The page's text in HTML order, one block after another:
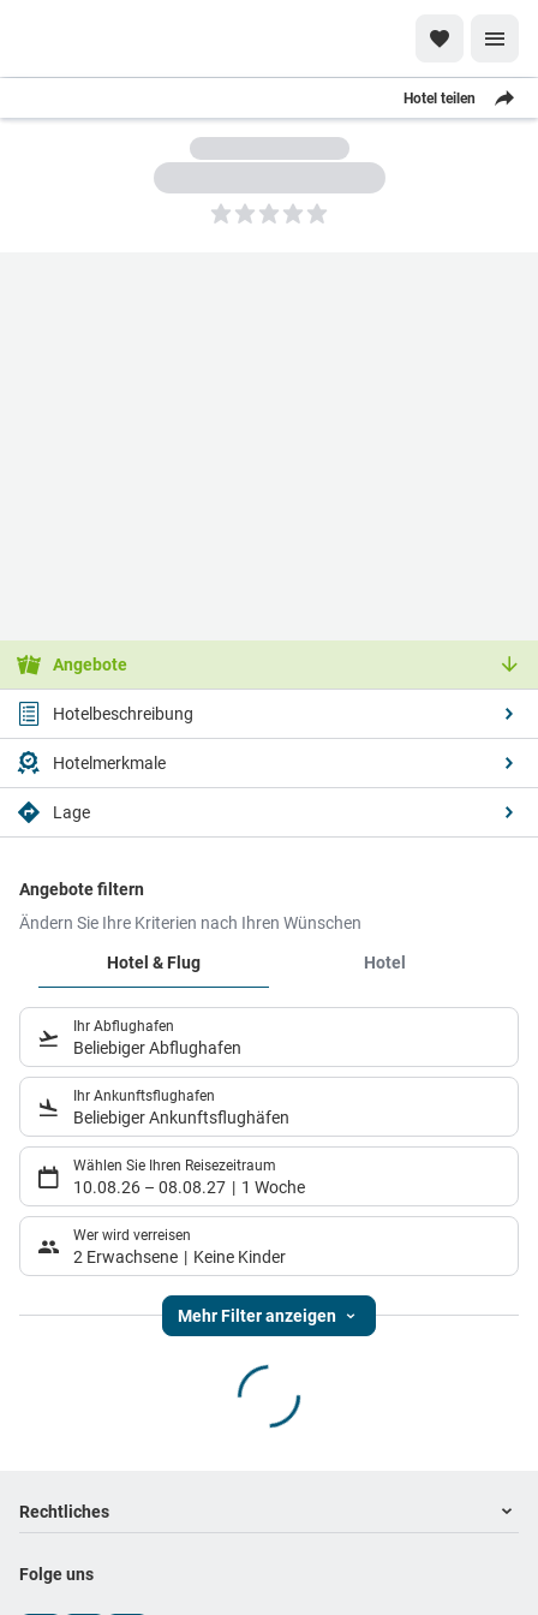
Hotel teilen
5
Angebote
Hotelbeschreibung
Hotelmerkmale
Lage
Angebote filtern
Ändern Sie Ihre Kriterien nach Ihren Wünschen
Hotel & Flug
Hotel
Ihr Abflughafen
Beliebiger Abflughafen
Ihr Ankunftsflughafen
Beliebiger Ankunftsflughäfen
Wählen Sie Ihren Reisezeitraum
10.08.26 – 08.08.27 1 Woche
Wer wird verreisen
2 Erwachsene Keine Kinder
Mehr Filter anzeigen
Footer navigation
Rechtliches
Folge uns